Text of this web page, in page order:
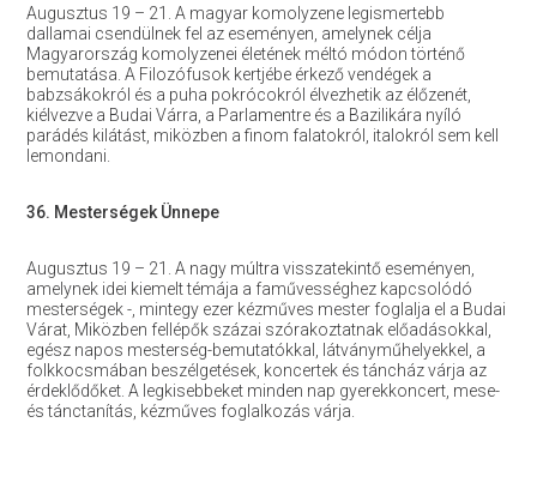
Augusztus 19 – 21. A magyar komolyzene legismertebb
dallamai csendülnek fel az eseményen, amelynek célja
Magyarország komolyzenei életének méltó módon történő
bemutatása. A Filozófusok kertjébe érkező vendégek a
babzsákokról és a puha pokrócokról élvezhetik az élőzenét,
kiélvezve a Budai Várra, a Parlamentre és a Bazilikára nyíló
parádés kilátást, miközben a finom falatokról, italokról sem kell
lemondani.
36. Mesterségek Ünnepe
Augusztus 19 – 21. A nagy múltra visszatekintő eseményen,
amelynek idei kiemelt témája a faművességhez kapcsolódó
mesterségek -, mintegy ezer kézműves mester foglalja el a Budai
Várat, Miközben fellépők százai szórakoztatnak előadásokkal,
egész napos mesterség-bemutatókkal, látványműhelyekkel, a
folkkocsmában beszélgetések, koncertek és táncház várja az
érdeklődőket. A legkisebbeket minden nap gyerekkoncert, mese-
és tánctanítás, kézműves foglalkozás várja.